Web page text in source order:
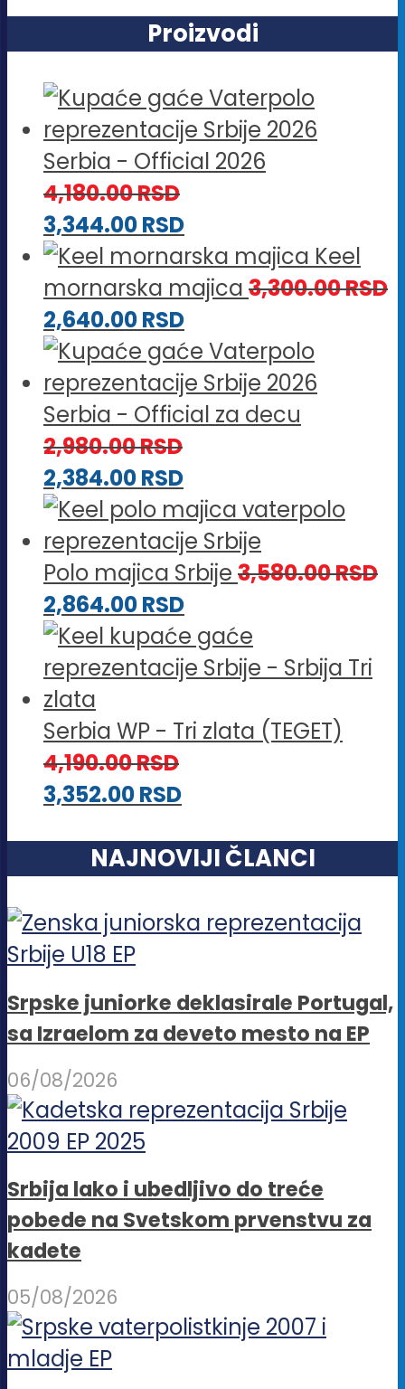
Proizvodi
Serbia - Official 2026
4,180.00RSD
3,344.00RSD
Keel
mornarska majica 3,300.00RSD
2,640.00RSD
Serbia - Official za decu
2,980.00RSD
2,384.00RSD
Polo majica Srbije 3,580.00RSD
2,864.00RSD
Serbia WP - Tri zlata (TEGET)
4,190.00RSD
3,352.00RSD
NAJNOVIJI ČLANCI
Srpske juniorke deklasirale Portugal,
sa Izraelom za deveto mesto na EP
06/08/2026
Srbija lako i ubedljivo do treće
pobede na Svetskom prvenstvu za
kadete
05/08/2026